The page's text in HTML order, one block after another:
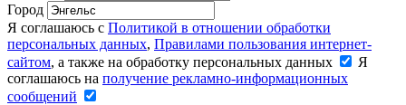
Город
Я соглашаюсь с Политикой в отношении обработки
персональных данных, Правилами пользования интернет-
сайтом, а также на обработку персональных данных
Я
соглашаюсь на получение рекламно-информационных
сообщений